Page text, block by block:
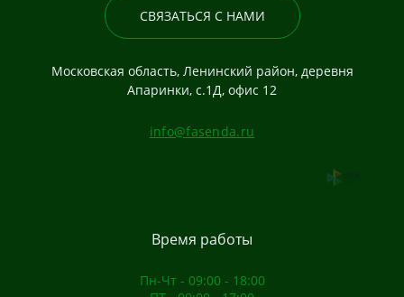
СВЯЗАТЬСЯ С НАМИ
Московская область, Ленинский район, деревня
Апаринки, с.1Д, офис 12
info@fasenda.ru
Время работы
Пн-Чт - 09:00 - 18:00